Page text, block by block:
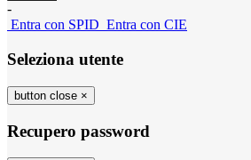
-
Entra con SPID Entra con CIE
Seleziona utente
button close ×
Recupero password